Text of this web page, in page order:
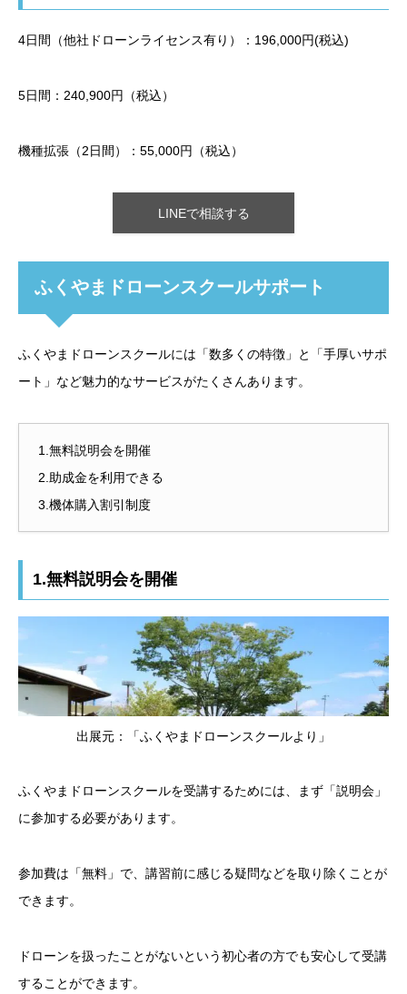
4日間（他社ドローンライセンス有り）：196,000円(税込)
5日間：240,900円（税込）
機種拡張（2日間）：55,000円（税込）
LINEで相談する
ふくやまドローンスクールサポート
ふくやまドローンスクールには「数多くの特徴」と「手厚いサポ
ート」など魅力的なサービスがたくさんあります。
1.無料説明会を開催
2.助成金を利用できる
3.機体購入割引制度
1.無料説明会を開催
出展元：「ふくやまドローンスクールより」
ふくやまドローンスクールを受講するためには、まず「説明会」
に参加する必要があります。
参加費は「無料」で、講習前に感じる疑問などを取り除くことが
できます。
ドローンを扱ったことがないという初心者の方でも安心して受講
することができます。